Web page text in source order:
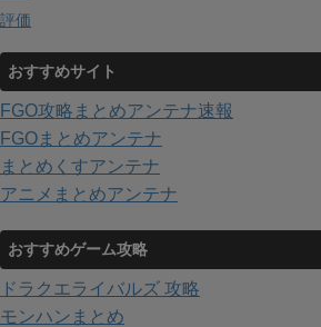
評価
おすすめサイト
FGO攻略まとめアンテナ速報
FGOまとめアンテナ
まとめくすアンテナ
アニメまとめアンテナ
おすすめゲーム攻略
ドラクエライバルズ 攻略
モンハンまとめ